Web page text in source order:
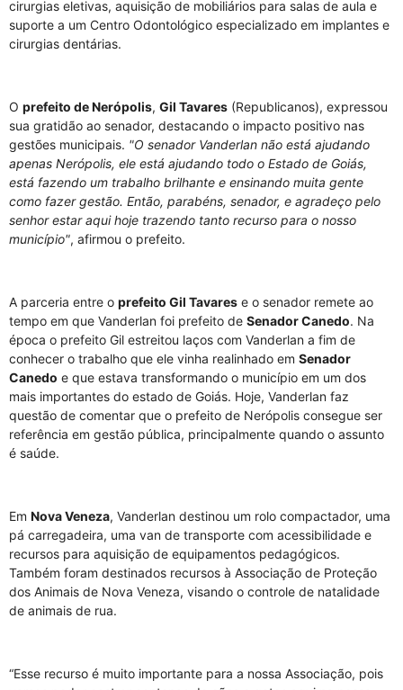
cirurgias eletivas, aquisição de mobiliários para salas de aula e
suporte a um Centro Odontológico especializado em implantes e
cirurgias dentárias.
O prefeito de Nerópolis, Gil Tavares (Republicanos), expressou
sua gratidão ao senador, destacando o impacto positivo nas
gestões municipais. "O senador Vanderlan não está ajudando
apenas Nerópolis, ele está ajudando todo o Estado de Goiás,
está fazendo um trabalho brilhante e ensinando muita gente
como fazer gestão. Então, parabéns, senador, e agradeço pelo
senhor estar aqui hoje trazendo tanto recurso para o nosso
município", afirmou o prefeito.
A parceria entre o prefeito Gil Tavares e o senador remete ao
tempo em que Vanderlan foi prefeito de Senador Canedo. Na
época o prefeito Gil estreitou laços com Vanderlan a fim de
conhecer o trabalho que ele vinha realinhado em Senador
Canedo e que estava transformando o município em um dos
mais importantes do estado de Goiás. Hoje, Vanderlan faz
questão de comentar que o prefeito de Nerópolis consegue ser
referência em gestão pública, principalmente quando o assunto
é saúde.
Em Nova Veneza, Vanderlan destinou um rolo compactador, uma
pá carregadeira, uma van de transporte com acessibilidade e
recursos para aquisição de equipamentos pedagógicos.
Também foram destinados recursos à Associação de Proteção
dos Animais de Nova Veneza, visando o controle de natalidade
de animais de rua.
“Esse recurso é muito importante para a nossa Associação, pois